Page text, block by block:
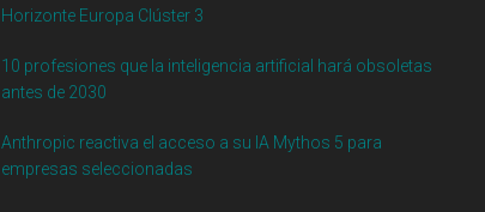
Horizonte Europa Clúster 3
10 profesiones que la inteligencia artificial hará obsoletas
antes de 2030
Anthropic reactiva el acceso a su IA Mythos 5 para
empresas seleccionadas